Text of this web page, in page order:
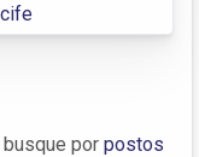
busque por postos